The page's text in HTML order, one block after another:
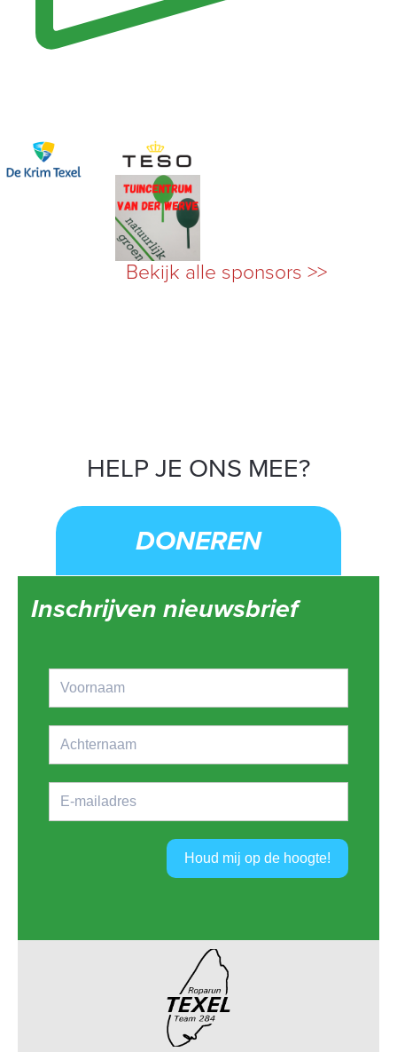
Bekijk alle sponsors >>
HELP JE ONS MEE?
DONEREN
Inschrijven nieuwsbrief
Houd mij op de hoogte!